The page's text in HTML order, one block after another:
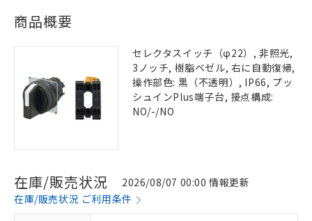
商品概要
セレクタスイッチ（φ22）, 非照光,
3ノッチ, 樹脂ベゼル, 右に自動復帰,
操作部色: 黒（不透明）, IP66, プッ
シュインPlus端子台, 接点構成:
NO/-/NO
在庫/販売状況
2026/08/07 00:00 情報更新
在庫/販売状況 ご利用条件